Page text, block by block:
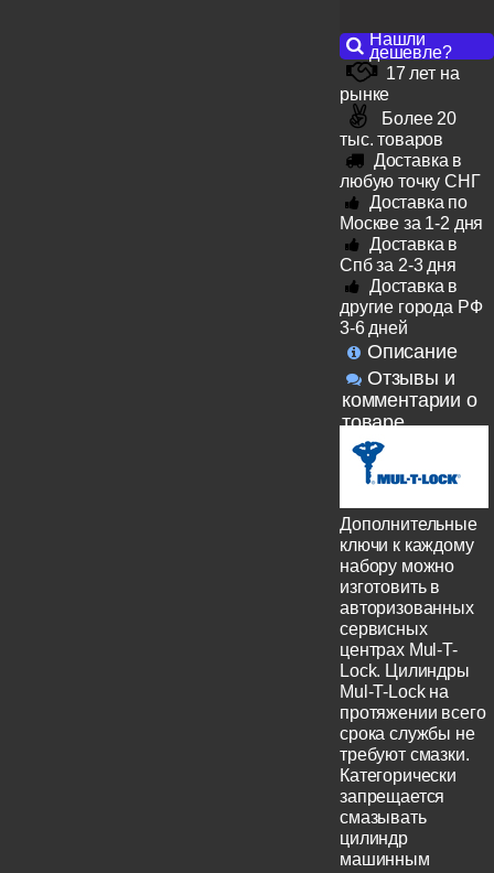
Нашли
дешевле?
17 лет на
рынке
Более 20
тыс. товаров
Доставка в
любую точку СНГ
Доставка по
Москве за 1-2 дня
Доставка в
Спб за 2-3 дня
Доставка в
другие города РФ
3-6 дней
Описание
Отзывы и
комментарии о
товаре
Дополнительные
ключи к каждому
набору можно
изготовить в
авторизованных
сервисных
центрах Mul-T-
Lock. Цилиндры
Mul-T-Lock на
протяжении всего
срока службы не
требуют смазки.
Категорически
запрещается
смазывать
цилиндр
машинным